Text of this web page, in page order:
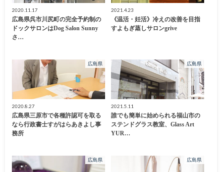
2020.11.17
広島県呉市川尻町の完全予約制の
ドックサロンはDog Salon Sunny
さ…
2021.4.23
《温活・妊活》冷えの改善を目指
すよもぎ蒸しサロンgrive
広島県
2020.8.27
広島県三原市で各種許認可を取る
なら行政書士すがはらあきよし事
務所
広島県
2021.5.11
誰でも簡単に始められる福山市の
ステンドグラス教室、Glass Art
YUR…
広島県 広島県